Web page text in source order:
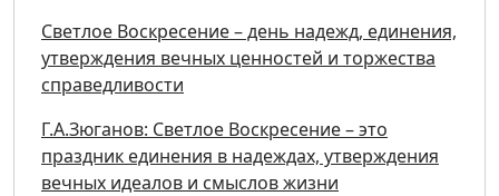
Светлое Воскресение – день надежд, единения,
утверждения вечных ценностей и торжества
справедливости
Г.А.Зюганов: Светлое Воскресение – это
праздник единения в надеждах, утверждения
вечных идеалов и смыслов жизни